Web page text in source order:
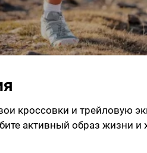
кроссовки и трейловую
активный образ жизни и